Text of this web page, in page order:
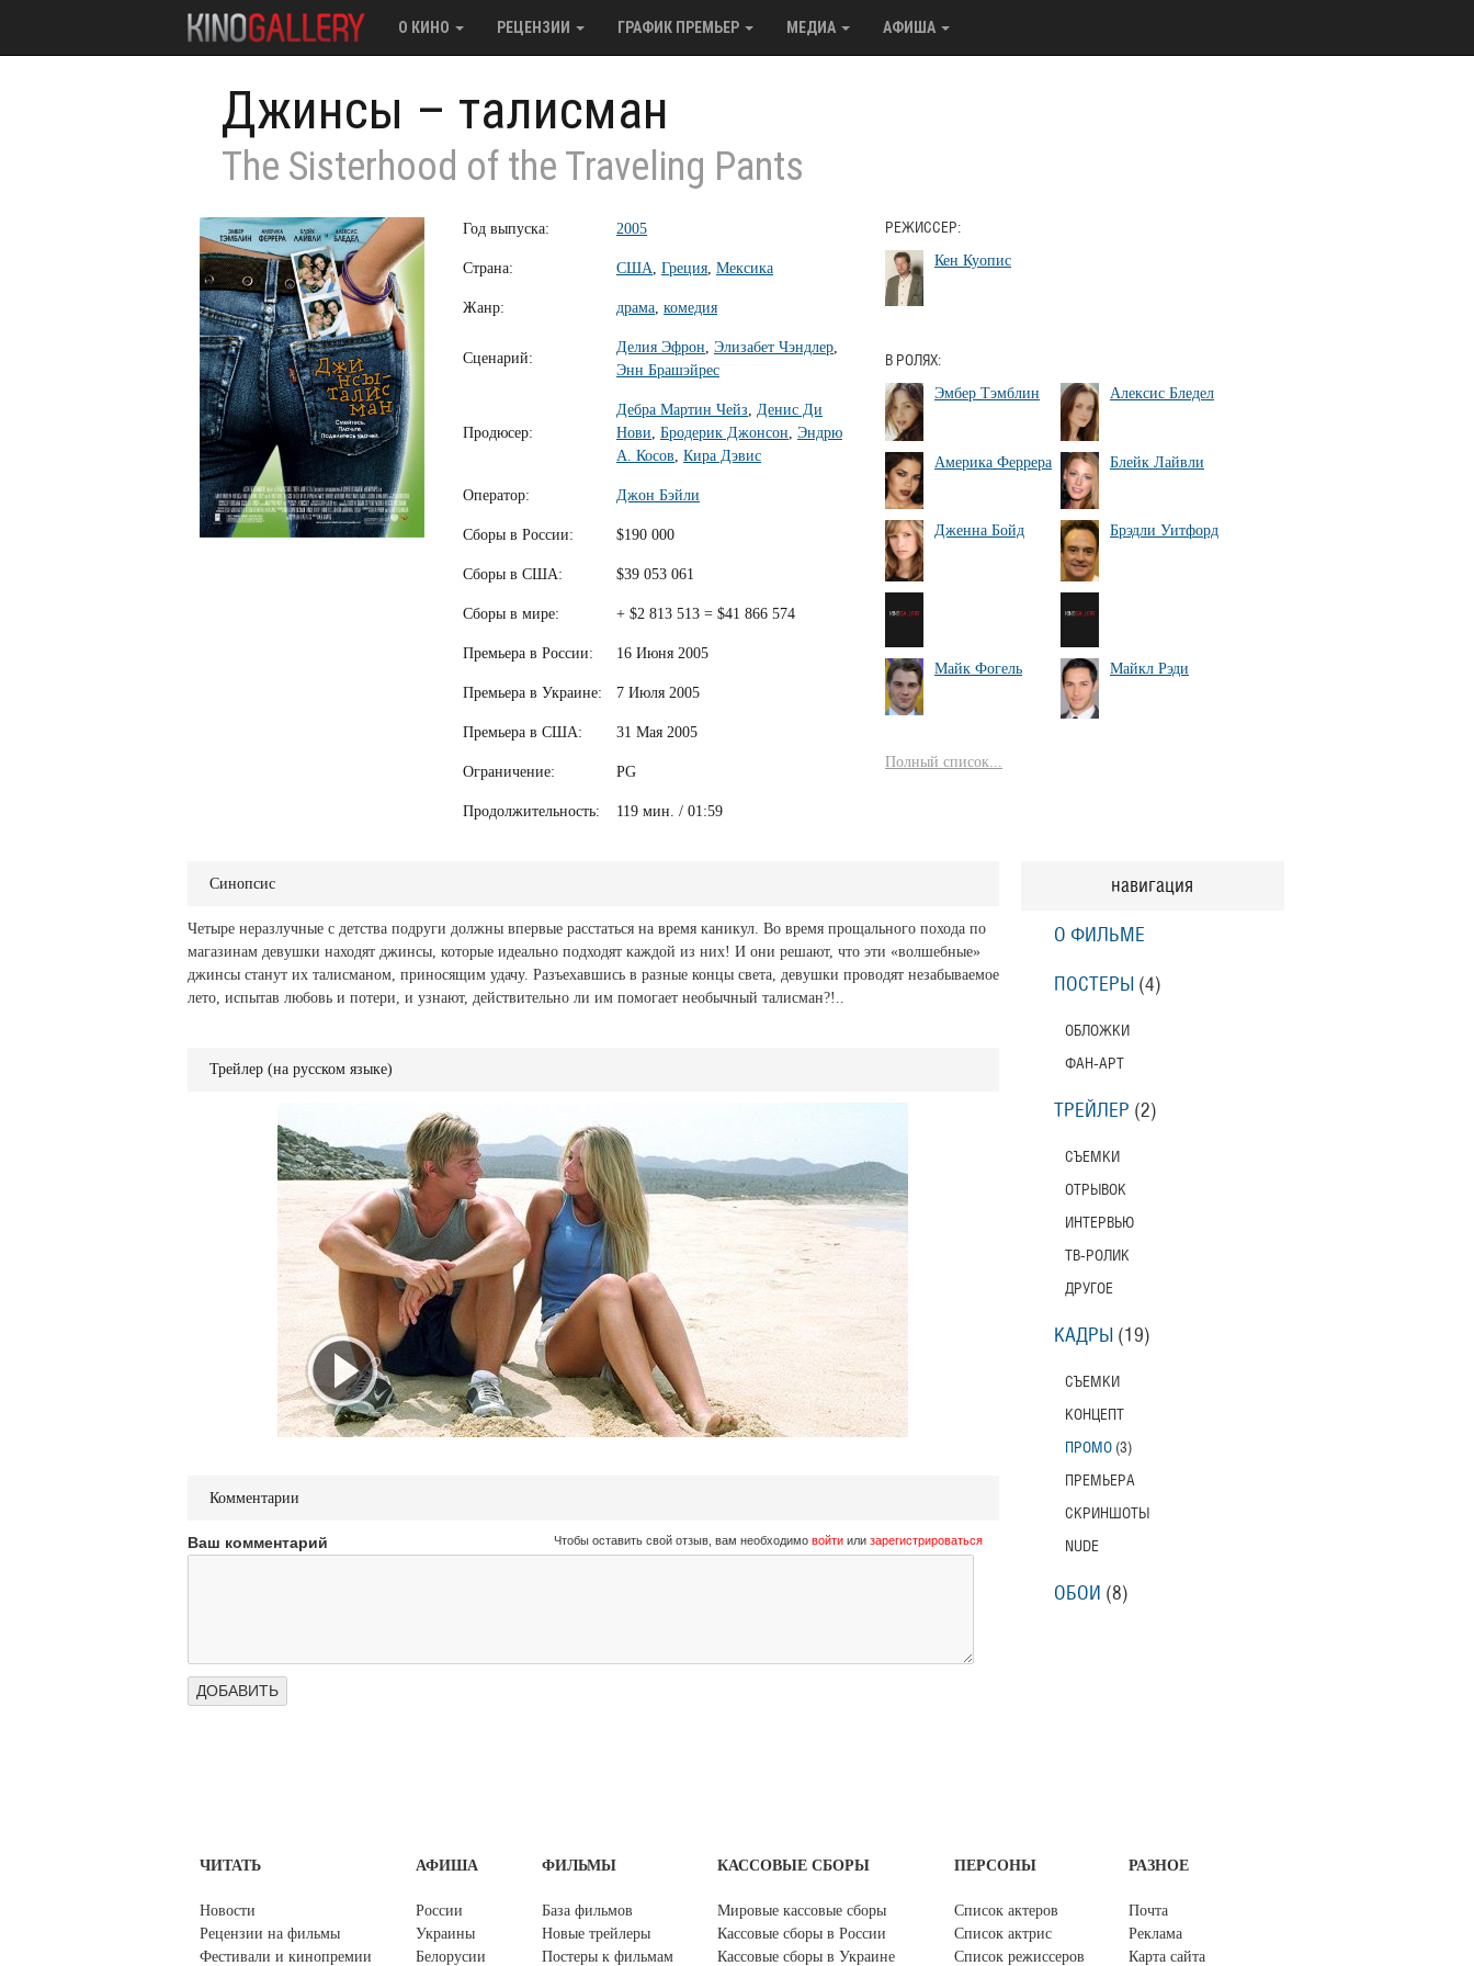
О КИНО РЕЦЕНЗИИ ГРАФИК ПРЕМЬЕР МЕДИА АФИША
Джинсы – талисман
The Sisterhood of the Traveling Pants
Год выпуска: 2005
Страна: США, Греция, Мексика
Жанр: драма, комедия
Сценарий:
Делия Эфрон, Элизабет Чэндлер,
Энн Брашэйрес
Продюсер:
Дебра Мартин Чейз, Денис Ди
Нови, Бродерик Джонсон, Эндрю
А. Косов, Кира Дэвис
Оператор: Джон Бэйли
Сборы в России: $190 000
Сборы в США: $39 053 061
Сборы в мире: + $2 813 513 = $41 866 574
Премьера в России: 16 Июня 2005
Премьера в Украине: 7 Июля 2005
Премьера в США: 31 Мая 2005
Ограничение: PG
Продолжительность: 119 мин. / 01:59
РЕЖИССЕР:
Кен Куопис
В РОЛЯХ:
Эмбер Тэмблин Алексис Бледел
Америка Феррера Блейк Лайвли
Дженна Бойд Брэдли Уитфорд
Майк Фогель Майкл Рэди
Полный список...
Синопсис
Четыре неразлучные с детства подруги должны впервые расстаться на время каникул. Во время прощального похода по
магазинам девушки находят джинсы, которые идеально подходят каждой из них! И они решают, что эти «волшебные»
джинсы станут их талисманом, приносящим удачу. Разъехавшись в разные концы света, девушки проводят незабываемое
лето, испытав любовь и потери, и узнают, действительно ли им помогает необычный талисман?!..
Трейлер (на русском языке)
Комментарии
Ваш комментарий Чтобы оставить свой отзыв, вам необходимо войтиили зарегистрироваться
навигация
О ФИЛЬМЕ
ПОСТЕРЫ (4)
ОБЛОЖКИ
ФАН-АРТ
ТРЕЙЛЕР (2)
СЪЕМКИ
ОТРЫВОК
ИНТЕРВЬЮ
ТВ-РОЛИК
ДРУГОЕ
КАДРЫ (19)
СЪЕМКИ
КОНЦЕПТ
ПРОМО (3)
ПРЕМЬЕРА
СКРИНШОТЫ
NUDE
ОБОИ (8)
ЧИТАТЬ
Новости
Рецензии на фильмы
Фестивали и кинопремии
АФИША
России
Украины
Белорусии
ФИЛЬМЫ
База фильмов
Новые трейлеры
Постеры к фильмам
КАССОВЫЕ СБОРЫ
Мировые кассовые сборы
Кассовые сборы в России
Кассовые сборы в Украине
ПЕРСОНЫ
Список актеров
Список актрис
Список режиссеров
РАЗНОЕ
Почта
Реклама
Карта сайта